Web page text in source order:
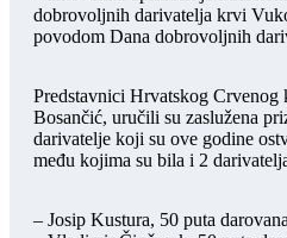
dobrovoljnih darivatelja krvi
povodom Dana dobrovoljnih
Predstavnici Hrvatskog
Bosančić, uručili su zaslužena
darivatelje koji su ove godine
među kojima su bila i 2
– Josip Kustura, 50 puta